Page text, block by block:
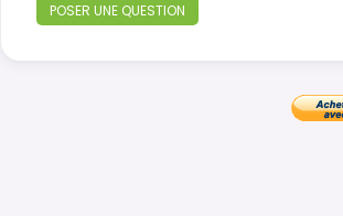
POSER UNE QUESTION